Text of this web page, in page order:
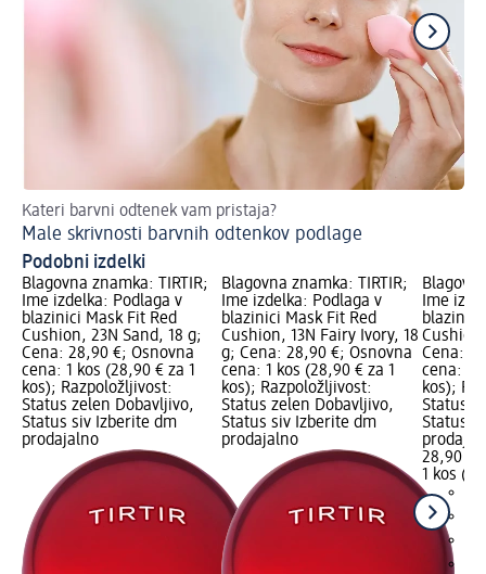
Kateri barvni odtenek vam pristaja?
Male skrivnosti barvnih odtenkov podlage
Podobni izdelki
Blagovna znamka: TIRTIR;
Ime izdelka: Podlaga v
blazinici Mask Fit Red
Cushion, 23N Sand, 18 g;
Cena: 28,90 €; Osnovna
cena: 1 kos (28,90 € za 1
kos); Razpoložljivost:
Status zelen Dobavljivo,
Status siv Izberite dm
prodajalno
Blagovna znamka: TIRTIR;
Ime izdelka: Podlaga v
blazinici Mask Fit Red
Cushion, 13N Fairy Ivory, 18
g; Cena: 28,90 €; Osnovna
cena: 1 kos (28,90 € za 1
kos); Razpoložljivost:
Status zelen Dobavljivo,
Status siv Izberite dm
prodajalno
Ime
blazinici
Cena:
cena: 1
kos);
Status
Status
28,90 €
1 kos